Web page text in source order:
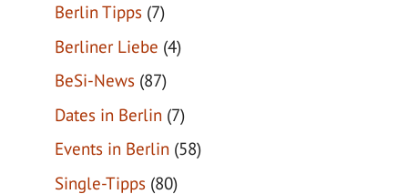
Berlin Tipps (7)
Berliner Liebe (4)
BeSi-News (87)
Dates in Berlin (7)
Events in Berlin (58)
Single-Tipps (80)